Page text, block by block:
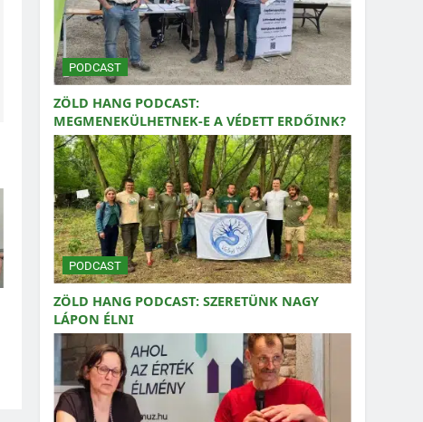
PODCAST
ZÖLD HANG PODCAST:
MEGMENEKÜLHETNEK-E A VÉDETT ERDŐINK?
PODCAST
ZÖLD HANG PODCAST: SZERETÜNK NAGY
LÁPON ÉLNI